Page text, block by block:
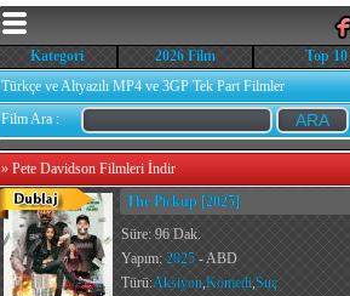
Kategori 2026 Film Top 10
Türkçe ve Altyazılı MP4 ve 3GP Tek Part Filmler
Film Ara :
» Pete Davidson Filmleri İndir
The Pickup [2025]
Süre: 96 Dak.
Yapım: 2025 - ABD
Türü:Aksiyon,Komedi,Suç